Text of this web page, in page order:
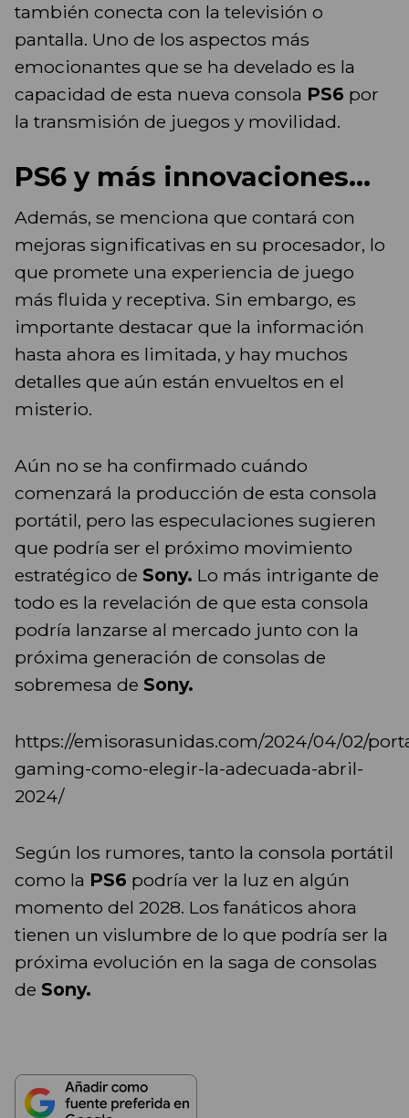
también conecta con la televisión o
pantalla. Uno de los aspectos más
emocionantes que se ha develado es la
capacidad de esta nueva consola PS6 por
la transmisión de juegos y movilidad.
PS6 y más innovaciones...
Además, se menciona que contará con
mejoras significativas en su procesador, lo
que promete una experiencia de juego
más fluida y receptiva. Sin embargo, es
importante destacar que la información
hasta ahora es limitada, y hay muchos
detalles que aún están envueltos en el
misterio.
Aún no se ha confirmado cuándo
comenzará la producción de esta consola
portátil, pero las especulaciones sugieren
que podría ser el próximo movimiento
estratégico de Sony. Lo más intrigante de
todo es la revelación de que esta consola
podría lanzarse al mercado junto con la
próxima generación de consolas de
sobremesa de Sony.
https://emisorasunidas.com/2024/04/02/
gaming-como-elegir-la-adecuada-abril-
2024/
Según los rumores, tanto la consola portátil
como la PS6 podría ver la luz en algún
momento del 2028. Los fanáticos ahora
tienen un vislumbre de lo que podría ser la
próxima evolución en la saga de consolas
de Sony.